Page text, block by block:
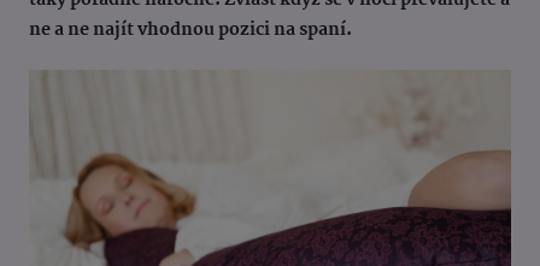
ne a ne najít vhodnou pozici na spaní.